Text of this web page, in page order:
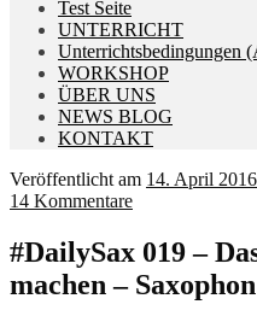
Test Seite
UNTERRICHT
Unterrichtsbedingungen
WORKSHOP
ÜBER UNS
NEWS BLOG
KONTAKT
Veröffentlicht am 14. April 2016
14 Kommentare
#DailySax 019 –
machen –